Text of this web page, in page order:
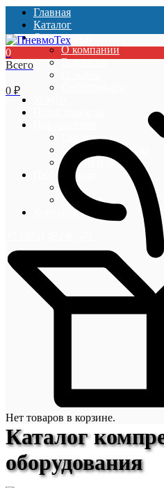
Главная
Каталог
О компании
О компании
Вакансии
Гарантии
Оплата и доставка
Акции и скидки
Информация
Блог
Новости
Контакты
0
Всего
0 ₽
Нет товаров в корзине.
Каталог
оборудования